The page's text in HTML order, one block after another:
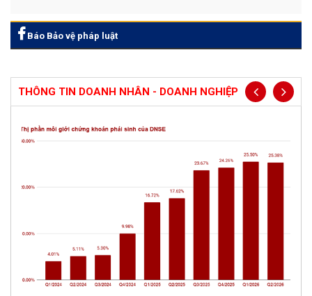
Báo Bảo vệ pháp luật
THÔNG TIN DOANH NHÂN - DOANH NGHIỆP